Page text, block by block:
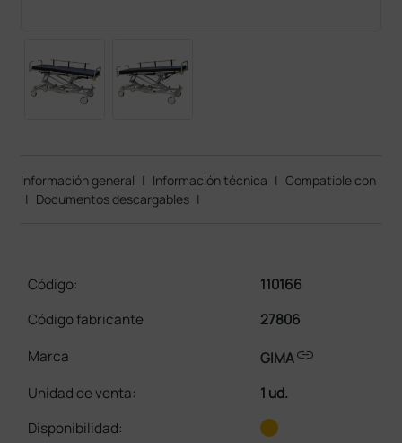
Información general | Información técnica | Compatible con
| Documentos descargables |
Código:
110166
Código fabricante
27806
Marca
GIMAlink
Unidad de venta:
1 ud.
Disponibilidad: